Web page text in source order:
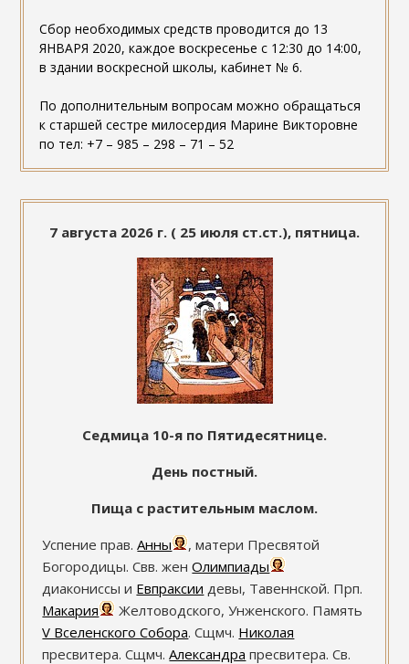
Сбор необходимых средств проводится до 13
ЯНВАРЯ 2020, каждое воскресенье с 12:30 до 14:00,
в здании воскресной школы, кабинет № 6.
По дополнительным вопросам можно обращаться
к старшей сестре милосердия Марине Викторовне
по тел: +7 – 985 – 298 – 71 – 52
7 августа 2026 г. ( 25 июля ст.ст.), пятница.
Седмица 10-я по Пятидесятнице.
День постный.
Пища с растительным маслом.
Успение прав.Анны
, матери Пресвятой
Богородицы. Свв. женОлимпиады
диакониссы и Евпраксии девы, Тавеннской. Прп.
Макария
Желтоводского, Унженского. Память
V Вселенского Собора. Сщмч. Николая
пресвитера. Сщмч.Александра пресвитера. Св.